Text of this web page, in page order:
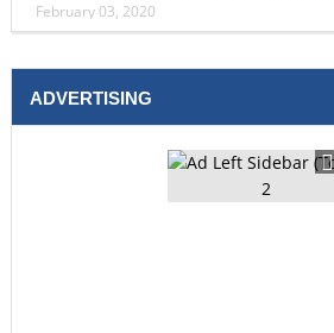
February 03, 2020
ADVERTISING